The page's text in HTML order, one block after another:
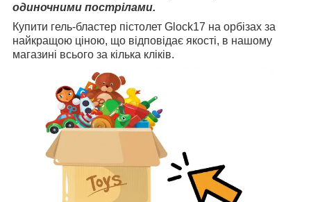
одиночними пострілами.
Купити гель-бластер пістолет Glock17 на орбізах за
найкращою ціною, що відповідає якості, в нашому
магазині всього за кілька кліків.